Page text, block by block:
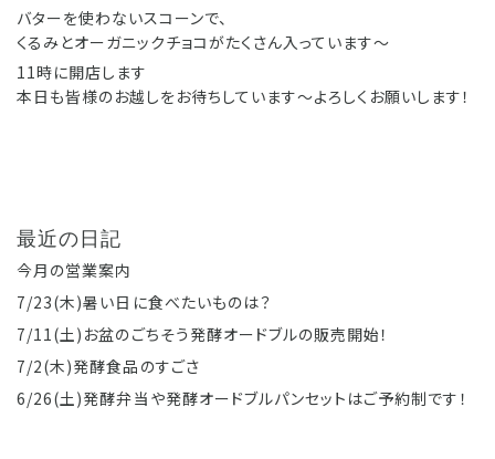
バターを使わないスコーンで、
くるみとオーガニックチョコがたくさん入っています〜
11時に開店します
本日も皆様のお越しをお待ちしています〜よろしくお願いします！
最近の日記
今月の営業案内
7/23(木)暑い日に食べたいものは？
7/11(土)お盆のごちそう発酵オードブルの販売開始！
7/2(木)発酵食品のすごさ
6/26(土)発酵弁当や発酵オードブルパンセットはご予約制です！